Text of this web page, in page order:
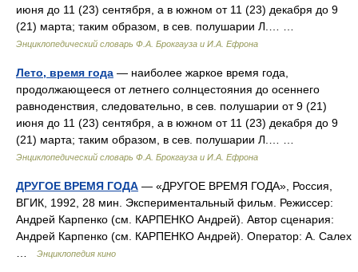
июня до 11 (23) сентября, а в южном от 11 (23) декабря до 9
(21) марта; таким образом, в сев. полушарии Л.… …
Энциклопедический словарь Ф.А. Брокгауза и И.А. Ефрона
Лето, время года — наиболее жаркое время года,
продолжающееся от летнего солнцестояния до осеннего
равноденствия, следовательно, в сев. полушарии от 9 (21)
июня до 11 (23) сентября, а в южном от 11 (23) декабря до 9
(21) марта; таким образом, в сев. полушарии Л.… …
Энциклопедический словарь Ф.А. Брокгауза и И.А. Ефрона
ДРУГОЕ ВРЕМЯ ГОДА — «ДРУГОЕ ВРЕМЯ ГОДА», Россия,
ВГИК, 1992, 28 мин. Экспериментальный фильм. Режиссер:
Андрей Карпенко (см. КАРПЕНКО Андрей). Автор сценария:
Андрей Карпенко (см. КАРПЕНКО Андрей). Оператор: А. Салех
Энциклопедия кино